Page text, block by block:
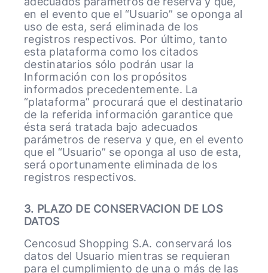
en el evento que el “Usuario” se oponga al
uso de esta, será eliminada de los
registros respectivos. Por último, tanto
esta plataforma como los citados
destinatarios sólo podrán usar la
Información con los propósitos
informados precedentemente. La
“plataforma” procurará que el destinatario
de la referida información garantice que
ésta será tratada bajo adecuados
parámetros de reserva y que, en el evento
que el “Usuario” se oponga al uso de esta,
será oportunamente eliminada de los
registros respectivos.
3. PLAZO DE CONSERVACION DE LOS
DATOS
Cencosud Shopping S.A. conservará los
datos del Usuario mientras se requieran
para el cumplimiento de una o más de las